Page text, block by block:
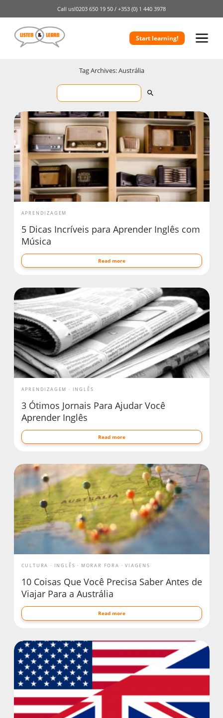
Call us!0203 650 19 50 / +353 (0) 1 440 3978
Start learning!
Tag Archives: Austrália
APRENDIZAGEM
5 Dicas Incríveis para Aprender Inglês com
Música
Read more
APRENDIZAGEM INGLÊS
3 Ótimos Jornais Para Ajudar Você
Aprender Inglês
Read more
CULTURA INGLÊS MORAR FORA VIAGENS
10 Coisas Que Você Precisa Saber Antes de
Viajar Para a Austrália
Read more